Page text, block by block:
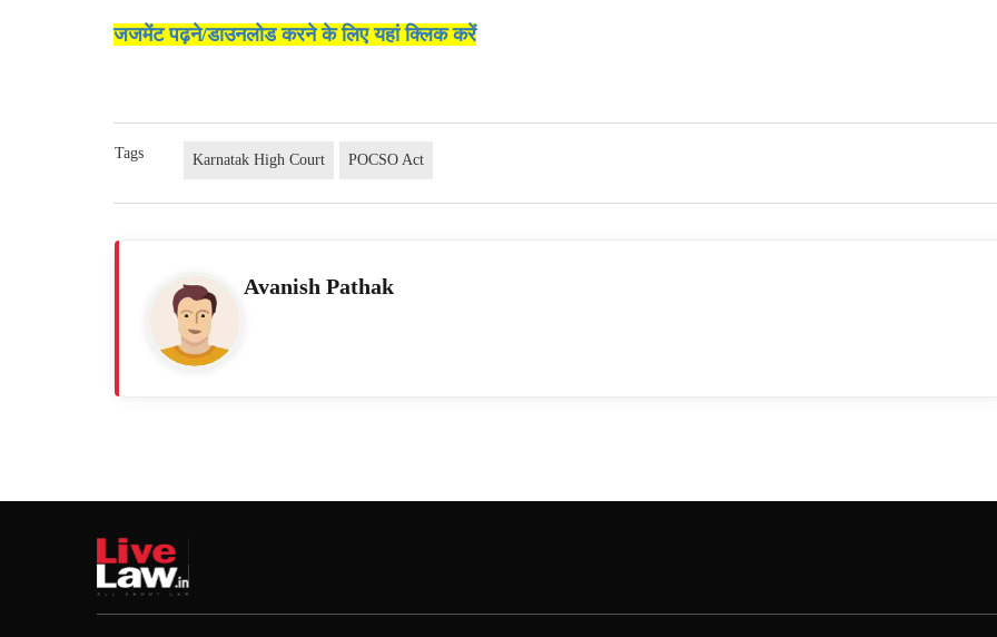
जजमेंट पढ़ने/डाउनलोड करने के लिए यहां क्लिक करें
Tags Karnatak High Court POCSO Act
Avanish Pathak